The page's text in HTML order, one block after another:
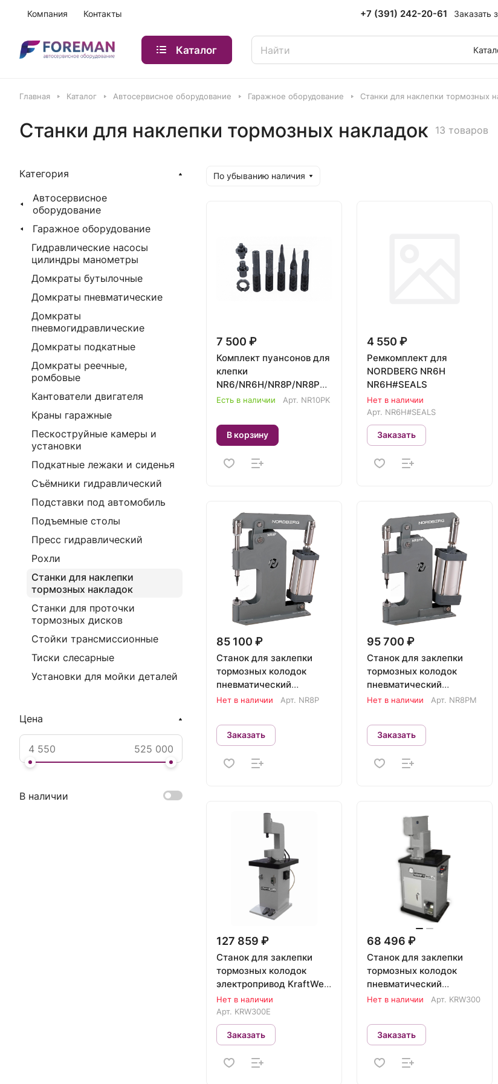
Компания Контакты +7 (391) 242-20-61 Заказать
Каталог
Главная Каталог Автосервисное оборудование Гаражное оборудование Станки для наклепки тормозных
Станки для наклепки тормозных накладок 13 товаров
По убыванию наличия
7 500 ₽
Комплект пуансонов для
клепки
NR6/NR6H/NR8P/NR8PM
NORDBERG NR10PK
Есть в наличии Арт. NR10PK
В корзину
4 550 ₽
Ремкомплект для
NORDBERG NR6H
NR6H#SEALS
Нет в наличии
Арт. NR6H#SEALS
Заказать
85 100 ₽
Станок для заклепки
тормозных колодок
пневматический
цилиндр 125 NORDBERG
Нет в наличии Арт. NR8P
Заказать
95 700 ₽
Станок для заклепки
тормозных колодок
пневматический
цилиндр 160 NORDBERG
Нет в наличии Арт. NR8PM
Заказать
127 859 ₽
Станок для заклепки
тормозных колодок
электропривод KraftWell
KRW300E
Нет в наличии
Арт. KRW300E
Заказать
68 496 ₽
Станок для заклепки
тормозных колодок
пневматический
KraftWell KRW300
Нет в наличии Арт. KRW300
Заказать
Категория
Автосервисное
оборудование
Гаражное оборудование
Гидравлические насосы
цилиндры манометры
Домкраты бутылочные
Домкраты пневматические
Домкраты
пневмогидравлические
Домкраты подкатные
Домкраты реечные,
ромбовые
Кантователи двигателя
Краны гаражные
Пескоструйные камеры и
установки
Подкатные лежаки и сиденья
Съёмники гидравлический
Подставки под автомобиль
Подъемные столы
Пресс гидравлический
Рохли
Станки для наклепки
тормозных накладок
Станки для проточки
тормозных дисков
Стойки трансмиссионные
Тиски слесарные
Установки для мойки деталей
Цена
В наличии